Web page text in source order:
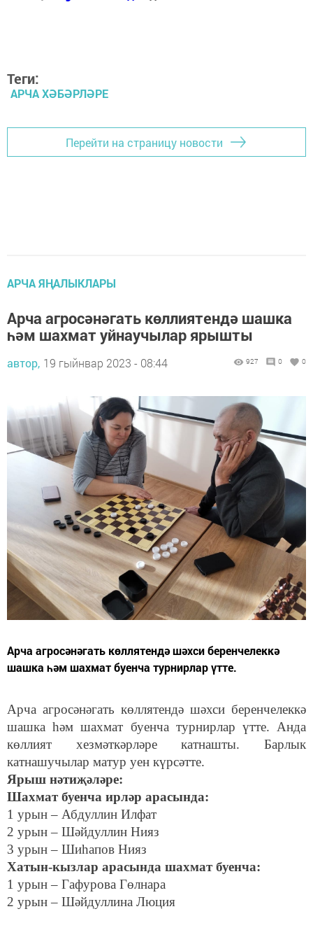
Теги:
АРЧА ХӘБӘРЛӘРЕ
Перейти на страницу новости
АРЧА ЯҢАЛЫКЛАРЫ
Арча агросәнәгать көллиятендә шашка
һәм шахмат уйнаучылар ярышты
автор, 19 гыйнвар 2023 - 08:44 927 0 0
Арча агросәнәгать көллятендә шәхси беренчелеккә
шашка һәм шахмат буенча турнирлар үтте.
Арча агросәнәгать көллятендә шәхси беренчелеккә
шашка һәм шахмат буенча турнирлар үтте. Анда
көллият хезмәткәрләре катнашты. Барлык
катнашучылар матур уен күрсәтте.
Ярыш нәтиҗәләре:
Шахмат буенча ирләр арасында:
1 урын – Абдуллин Илфат
2 урын – Шәйдуллин Нияз
3 урын – Шиһапов Нияз
Хатын-кызлар арасында шахмат буенча:
1 урын – Гафурова Гөлнара
2 урын – Шәйдуллина Люция